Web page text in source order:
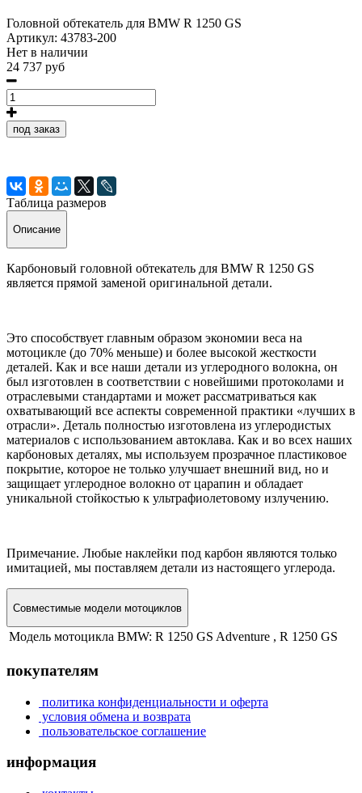
Головной обтекатель для BMW R 1250 GS
Артикул: 43783-200
Нет в наличии
24 737 руб
под заказ
Таблица размеров
Описание
Карбоновый головной обтекатель для BMW R 1250 GS
является прямой заменой оригинальной детали.
Это способствует главным образом экономии веса на
мотоцикле (до 70% меньше) и более высокой жесткости
деталей. Как и все наши детали из углеродного волокна, он
был изготовлен в соответствии с новейшими протоколами и
отраслевыми стандартами и может рассматриваться как
охватывающий все аспекты современной практики «лучших в
отрасли». Деталь полностью изготовлена из углеродистых
материалов с использованием автоклава. Как и во всех наших
карбоновых деталях, мы используем прозрачное пластиковое
покрытие, которое не только улучшает внешний вид, но и
защищает углеродное волокно от царапин и обладает
уникальной стойкостью к ультрафиолетовому излучению.
Примечание. Любые наклейки под карбон являются только
имитацией, мы поставляем детали из настоящего углерода.
Совместимые модели мотоциклов
Модель мотоцикла BMW: R 1250 GS Adventure , R 1250 GS
покупателям
политика конфиденциальности и оферта
условия обмена и возврата
пользовательское соглашение
информация